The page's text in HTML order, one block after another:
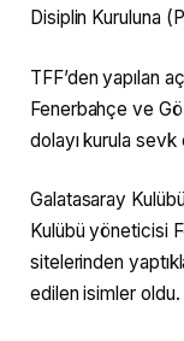
Disiplin Kuruluna
TFF’den yapılan
Fenerbahçe ve
dolayı kurula sevk
Galatasaray
Kulübü yöneticisi
sitelerinden
edilen isimler oldu.